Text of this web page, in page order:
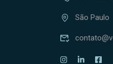
São Paulo